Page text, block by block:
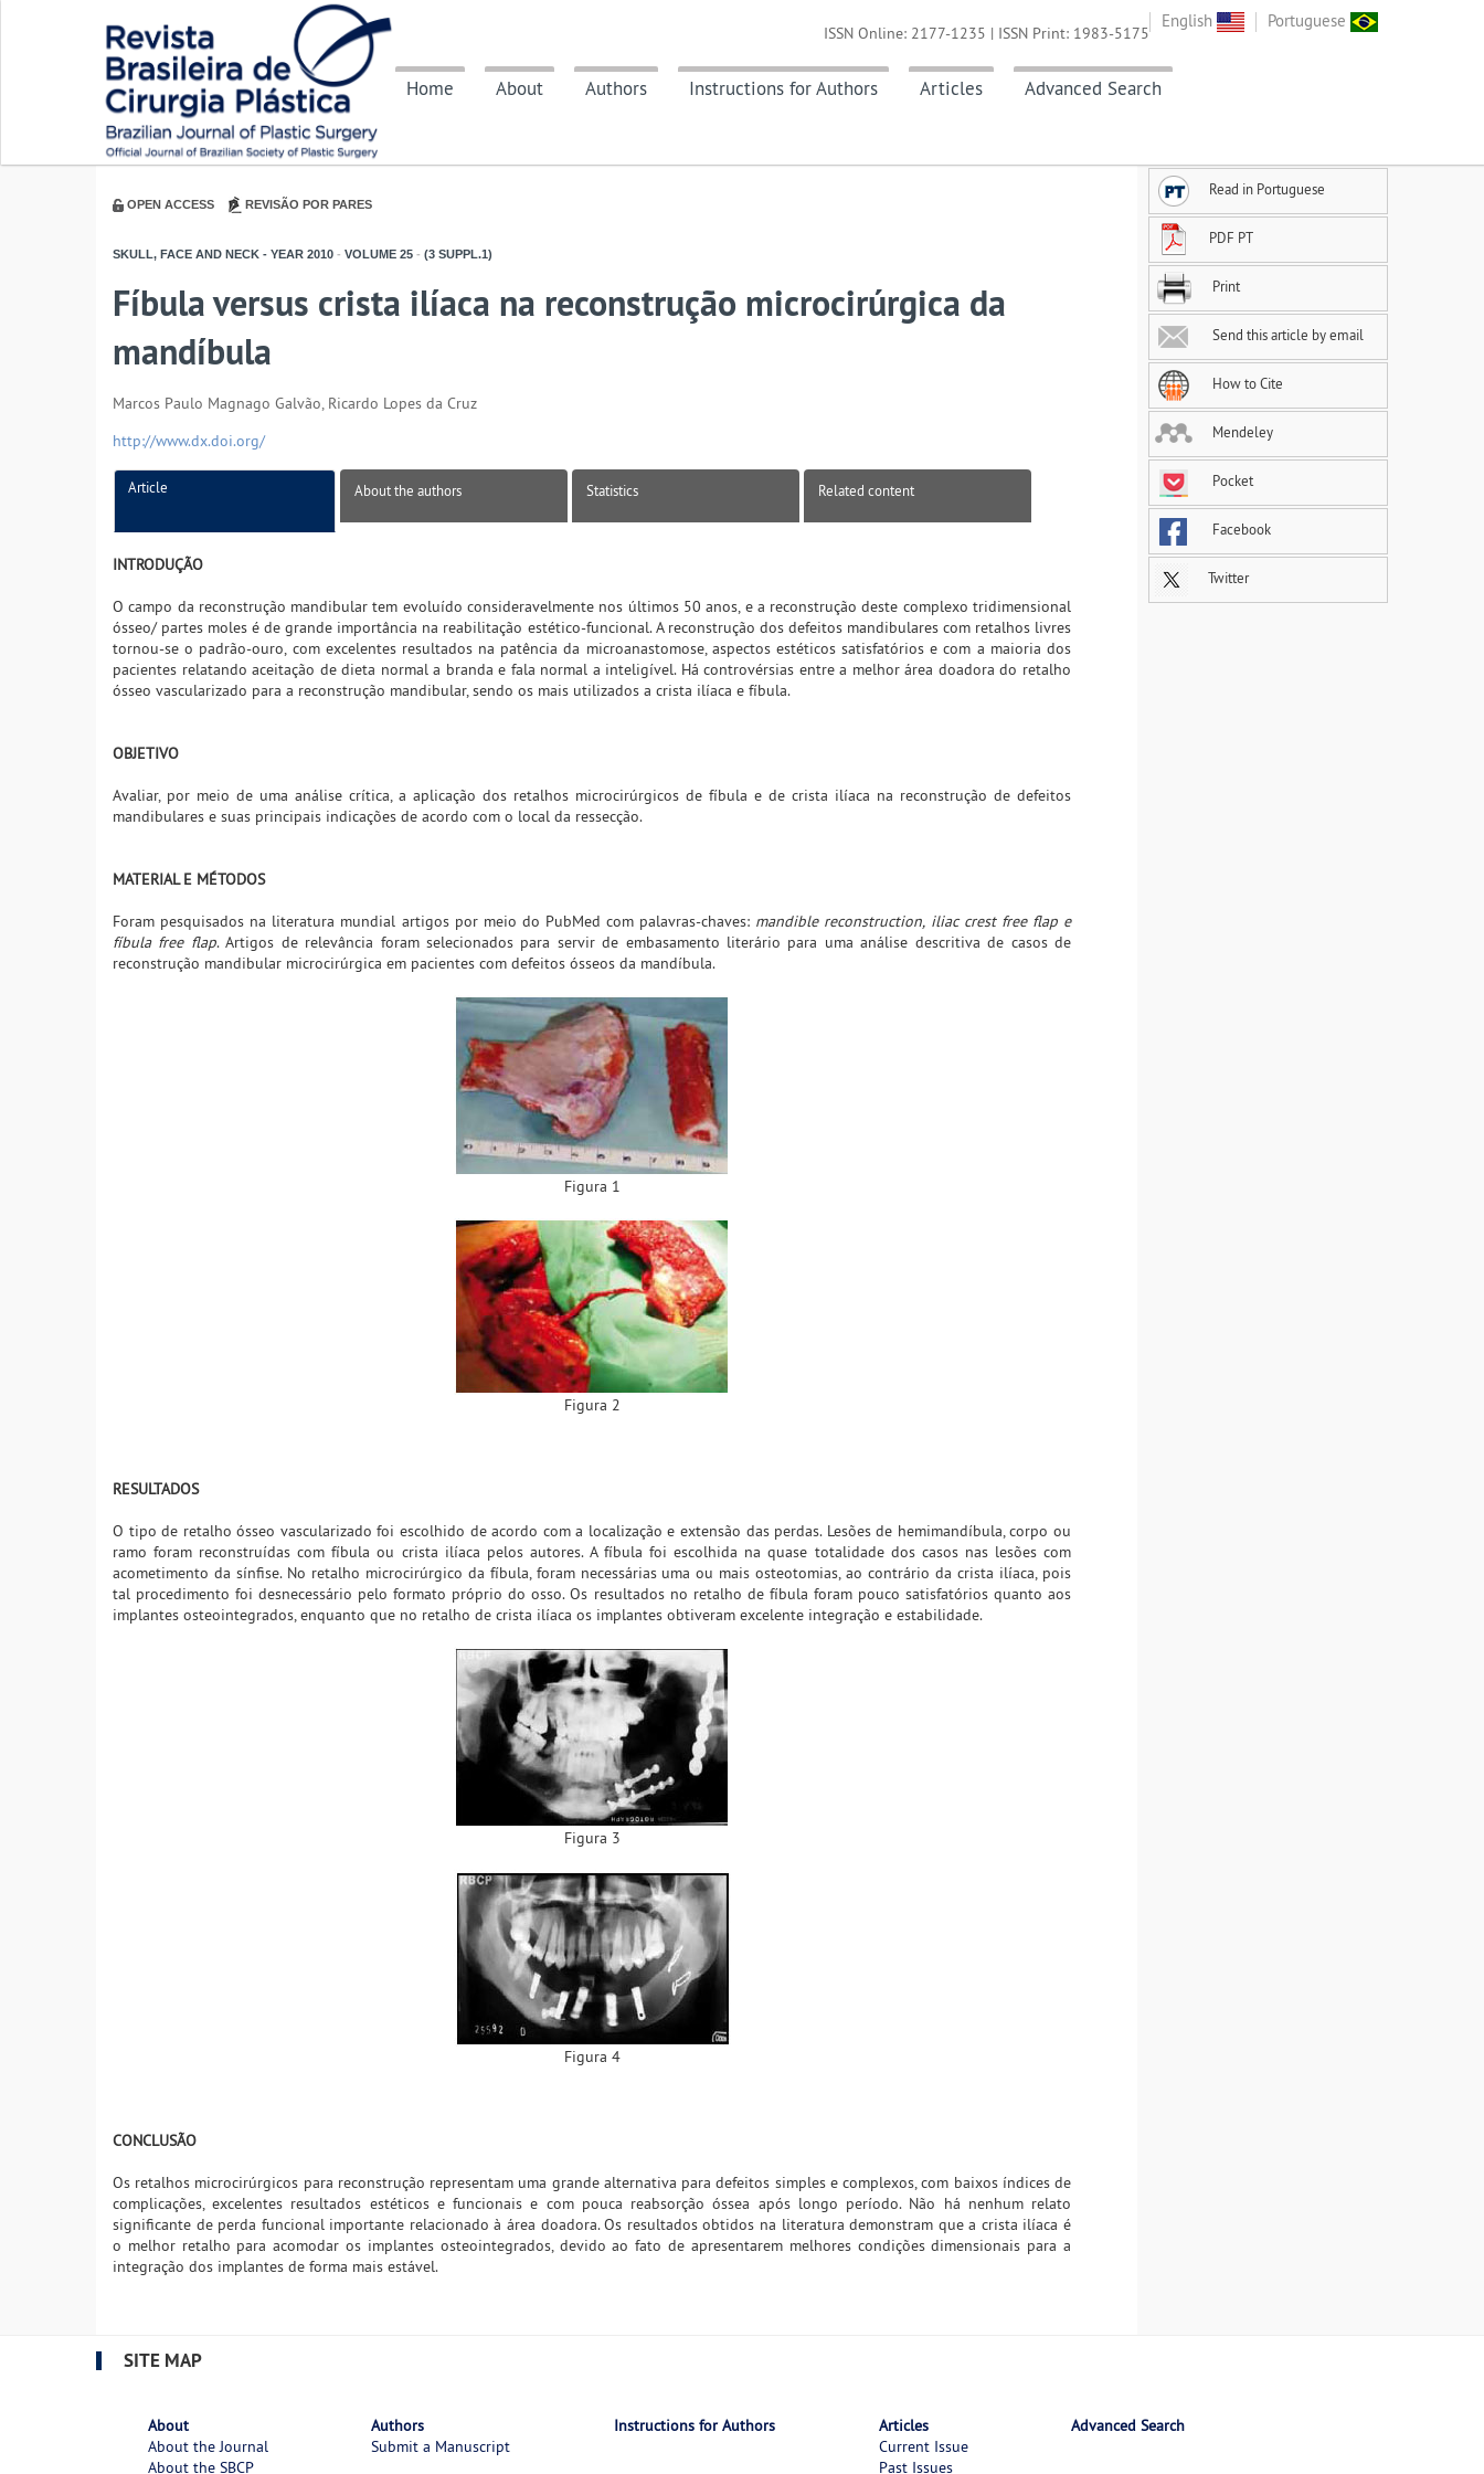
English Portuguese
Home About Authors Instructions for Authors Articles Advanced Search
ISSN Online: 2177-1235 | ISSN Print: 1983-5175
OPEN ACCESS REVISÃO POR PARES
SKULL, FACE AND NECK - YEAR 2010 - VOLUME 25 - (3 SUPPL.1)
Fíbula versus crista ilíaca na reconstrução microcirúrgica da
mandíbula
Marcos Paulo Magnago Galvão, Ricardo Lopes da Cruz
http://www.dx.doi.org/
Article About the authors Statistics Related content
INTRODUÇÃO
O campo da reconstrução mandibular tem evoluído consideravelmente nos últimos 50 anos, e a reconstrução deste complexo tridimensional
ósseo/ partes moles é de grande importância na reabilitação estético-funcional. A reconstrução dos defeitos mandibulares com retalhos livres
tornou-se o padrão-ouro, com excelentes resultados na patência da microanastomose, aspectos estéticos satisfatórios e com a maioria dos
pacientes relatando aceitação de dieta normal a branda e fala normal a inteligível. Há controvérsias entre a melhor área doadora do retalho
ósseo vascularizado para a reconstrução mandibular, sendo os mais utilizados a crista ilíaca e fíbula.
OBJETIVO
Avaliar, por meio de uma análise crítica, a aplicação dos retalhos microcirúrgicos de fíbula e de crista ilíaca na reconstrução de defeitos
mandibulares e suas principais indicações de acordo com o local da ressecção.
MATERIAL E MÉTODOS
Foram pesquisados na literatura mundial artigos por meio do PubMed com palavras-chaves: mandible reconstruction, iliac crest free flap e
fíbula free flap. Artigos de relevância foram selecionados para servir de embasamento literário para uma análise descritiva de casos de
reconstrução mandibular microcirúrgica em pacientes com defeitos ósseos da mandíbula.
Figura 1
Figura 2
RESULTADOS
O tipo de retalho ósseo vascularizado foi escolhido de acordo com a localização e extensão das perdas. Lesões de hemimandíbula, corpo ou
ramo foram reconstruídas com fíbula ou crista ilíaca pelos autores. A fíbula foi escolhida na quase totalidade dos casos nas lesões com
acometimento da sínfise. No retalho microcirúrgico da fíbula, foram necessárias uma ou mais osteotomias, ao contrário da crista ilíaca, pois
tal procedimento foi desnecessário pelo formato próprio do osso. Os resultados no retalho de fíbula foram pouco satisfatórios quanto aos
implantes osteointegrados, enquanto que no retalho de crista ilíaca os implantes obtiveram excelente integração e estabilidade.
Figura 3
Figura 4
CONCLUSÃO
Os retalhos microcirúrgicos para reconstrução representam uma grande alternativa para defeitos simples e complexos, com baixos índices de
complicações, excelentes resultados estéticos e funcionais e com pouca reabsorção óssea após longo período. Não há nenhum relato
significante de perda funcional importante relacionado à área doadora. Os resultados obtidos na literatura demonstram que a crista ilíaca é
o melhor retalho para acomodar os implantes osteointegrados, devido ao fato de apresentarem melhores condições dimensionais para a
integração dos implantes de forma mais estável.
Read in Portuguese
PDF PT
Print
Send this article by email
How to Cite
Mendeley
Pocket
Facebook
Twitter
SITE MAP
About
About the Journal
About the SBCP
Authors
Submit a Manuscript
Instructions for Authors
Articles
Current Issue
Past Issues
Advanced Search